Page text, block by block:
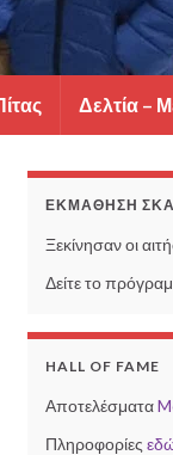
Δελτία –
ΕΚΜΆΘΗΣΗ
Ξεκίνησαν οι
Δείτε το
HALL OF FAME
Αποτελέσματα
Πληροφορίες